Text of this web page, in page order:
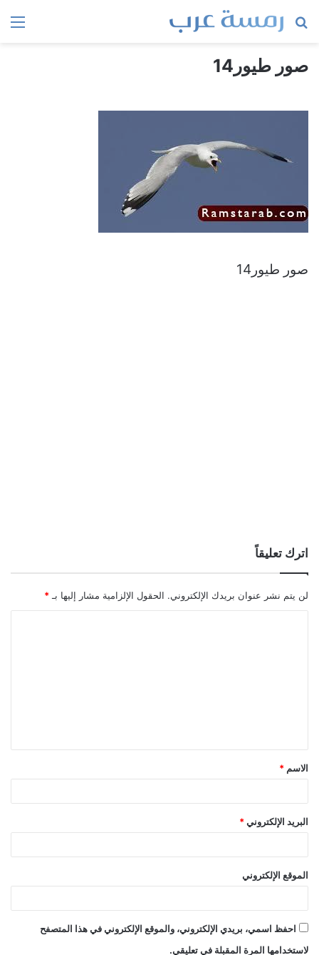
بحث
صور طيور14
صور طيور14
اترك تعليقاً
لن يتم نشر عنوان بريدك الإلكتروني. الحقول الإلزامية مشار إليها بـ *
ق
*
الاسم *
البريد الإلكتروني *
الموقع الإلكتروني
احفظ اسمي، بريدي الإلكتروني، والموقع الإلكتروني في هذا المتصفح
لاستخدامها المرة المقبلة في تعليقي.